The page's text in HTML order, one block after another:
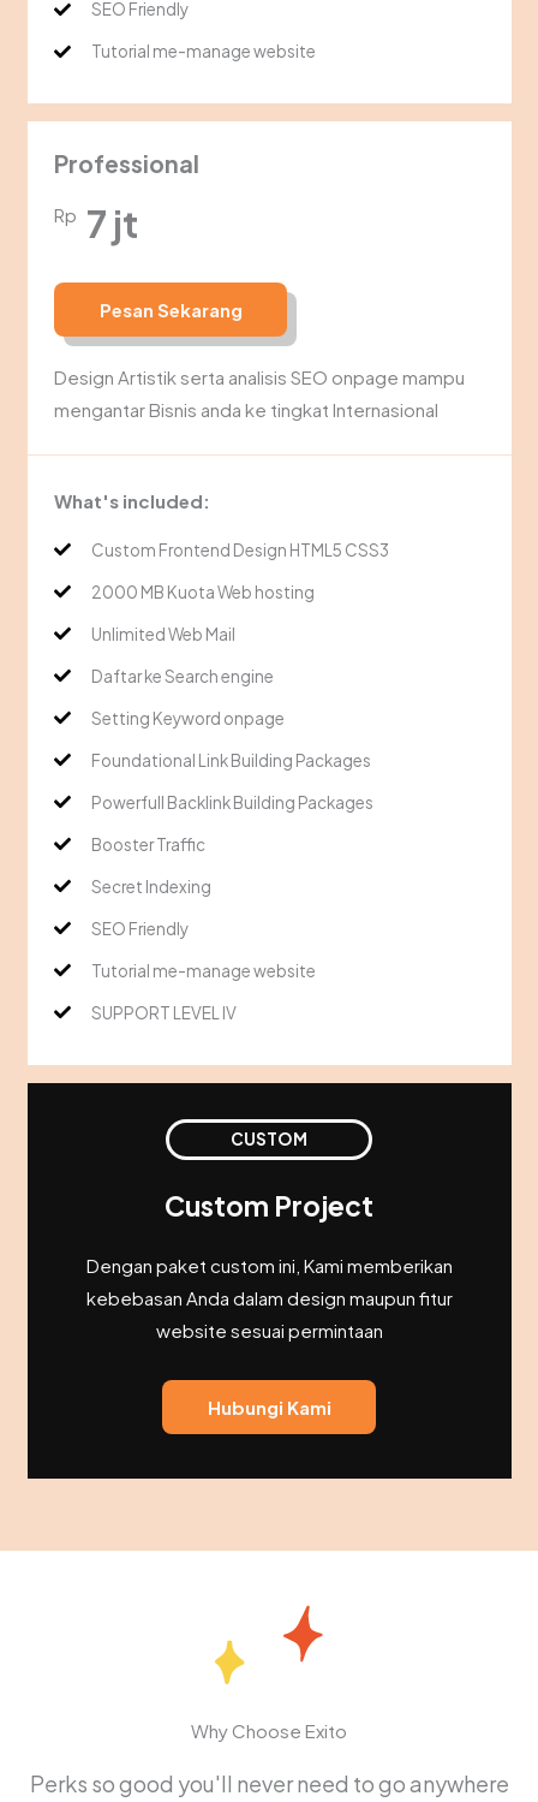
SEO Friendly
Tutorial me-manage website
Professional
Rp 7 jt
Pesan Sekarang
Design Artistik serta analisis SEO onpage mampu
mengantar Bisnis anda ke tingkat Internasional
What's included:
Custom Frontend Design HTML5 CSS3
2000 MB Kuota Web hosting
Unlimited Web Mail
Daftar ke Search engine
Setting Keyword onpage
Foundational Link Building Packages
Powerfull Backlink Building Packages
Booster Traffic
Secret Indexing
SEO Friendly
Tutorial me-manage website
SUPPORT LEVEL IV
CUSTOM
Custom Project
Dengan paket custom ini, Kami memberikan
kebebasan Anda dalam design maupun fitur
website sesuai permintaan
Hubungi Kami
Why Choose Exito
Perks so good you'll never need to go anywhere